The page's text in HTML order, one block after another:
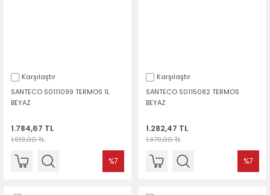
Karşılaştır
SANTECO S0111099 TERMOS 1L
BEYAZ
1.784,67 TL
1.919,00 TL
%7
Karşılaştır
SANTECO S0115082 TERMOS
BEYAZ
1.282,47 TL
1.379,00 TL
%7